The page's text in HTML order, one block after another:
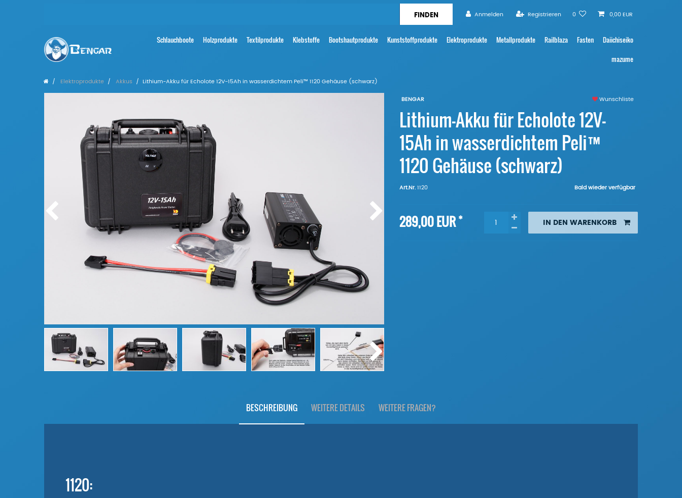
Anmelden Registrieren 0 0,00 EUR
Schlauchboote Holzprodukte Textilprodukte Klebstoffe Bootshautprodukte Kunststoffprodukte Elektroprodukte Metallprodukte Railblaza Fasten
Daiichiseiko
mazume
Elektroprodukte Akkus
Lithium-Akku für Echolote 12V-15Ah in wasserdichtem Peli™ 1120 Gehäuse (schwarz)
BENGAR
Wunschliste
Lithium-Akku für Echolote 12V-
15Ah in wasserdichtem Peli™
1120 Gehäuse (schwarz)
Art.Nr.1120 Bald wieder verfügbar
289,00 EUR* IN DEN WARENKORB
BESCHREIBUNG WEITERE DETAILS WEITERE FRAGEN?
1120: